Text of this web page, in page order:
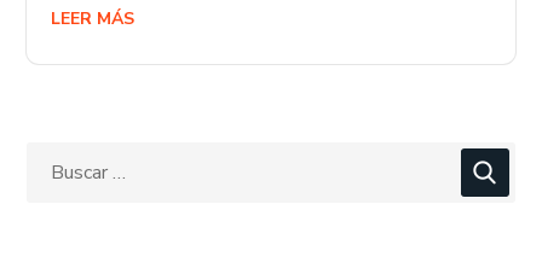
LEER MÁS